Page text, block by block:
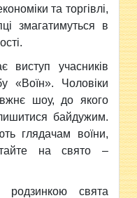
та торгівлі,
змагатимуться в
виступ учасників
«Воїн». Чоловіки
шоу, до якого
байдужим.
глядачам воїни,
на свято –
родзинкою свята